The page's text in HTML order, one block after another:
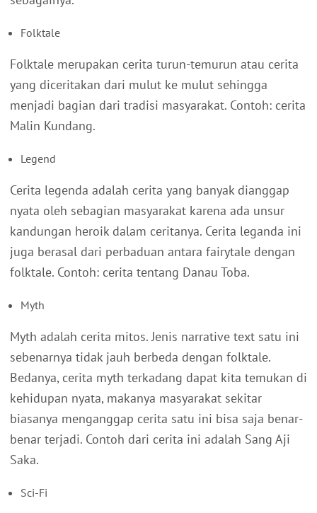
Folktale
Folktale merupakan cerita turun-temurun atau cerita
yang diceritakan dari mulut ke mulut sehingga
menjadi bagian dari tradisi masyarakat. Contoh: cerita
Malin Kundang.
Legend
Cerita legenda adalah cerita yang banyak dianggap
nyata oleh sebagian masyarakat karena ada unsur
kandungan heroik dalam ceritanya. Cerita leganda ini
juga berasal dari perbaduan antara fairytale dengan
folktale. Contoh: cerita tentang Danau Toba.
Myth
Myth adalah cerita mitos. Jenis narrative text satu ini
sebenarnya tidak jauh berbeda dengan folktale.
Bedanya, cerita myth terkadang dapat kita temukan di
kehidupan nyata, makanya masyarakat sekitar
biasanya menganggap cerita satu ini bisa saja benar-
benar terjadi. Contoh dari cerita ini adalah Sang Aji
Saka.
Sci-Fi